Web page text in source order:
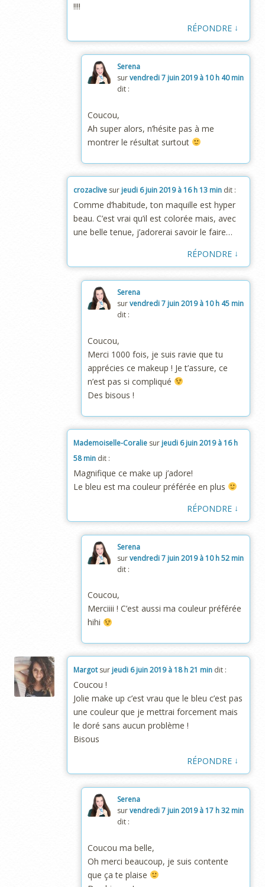
!!!!
RÉPONDRE ↓
Serena
survendredi 7 juin 2019 à 10 h 40 min
dit :
Coucou,
Ah super alors, n’hésite pas à me
montrer le résultat surtout
crozaclive sur jeudi 6 juin 2019 à 16 h 13 min dit :
Comme d’habitude, ton maquille est hyper
beau. C’est vrai qu’il est colorée mais, avec
une belle tenue, j’adorerai savoir le faire…
RÉPONDRE ↓
Serena
survendredi 7 juin 2019 à 10 h 45 min
dit :
Coucou,
Merci 1000 fois, je suis ravie que tu
apprécies ce makeup ! Je t’assure, ce
n’est pas si compliqué
Des bisous !
Mademoiselle-Coralie sur jeudi 6 juin 2019 à 16 h
58 min dit :
Magnifique ce make up j’adore!
Le bleu est ma couleur préférée en plus
RÉPONDRE ↓
Serena
survendredi 7 juin 2019 à 10 h 52 min
dit :
Coucou,
Merciiii ! C’est aussi ma couleur préférée
hihi
Margotsur jeudi 6 juin 2019 à 18 h 21 min dit :
Coucou !
Jolie make up c’est vrau que le bleu c’est pas
une couleur que je mettrai forcement mais
le doré sans aucun problème !
Bisous
RÉPONDRE ↓
Serena
survendredi 7 juin 2019 à 17 h 32 min
dit :
Coucou ma belle,
Oh merci beaucoup, je suis contente
que ça te plaise